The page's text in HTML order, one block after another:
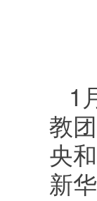
1
教
央
新